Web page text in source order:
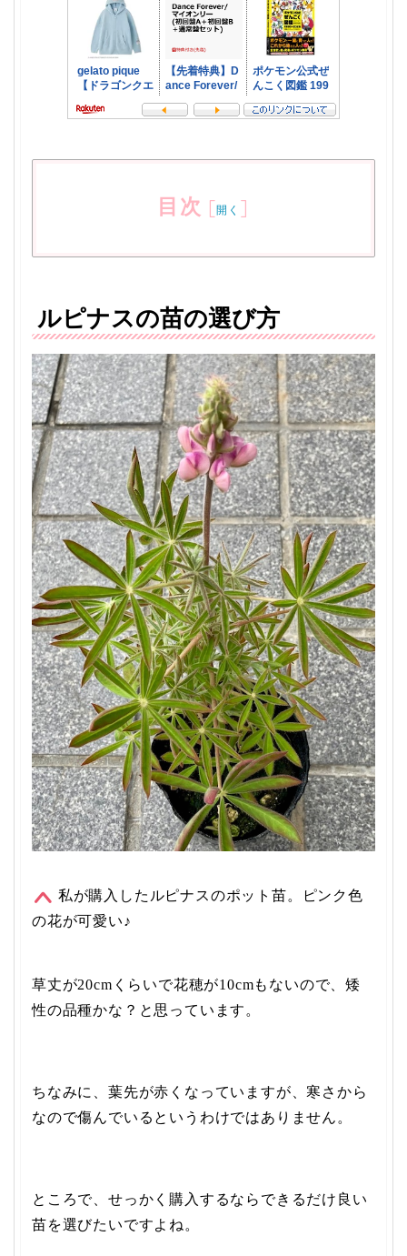
目次 [開く ]
ルピナスの苗の選び方
私が購入したルピナスのポット苗。ピンク色
の花が可愛い♪
草丈が20cmくらいで花穂が10cmもないので、矮
性の品種かな？と思っています。
ちなみに、葉先が赤くなっていますが、寒さから
なので傷んでいるというわけではありません。
ところで、せっかく購入するならできるだけ良い
苗を選びたいですよね。